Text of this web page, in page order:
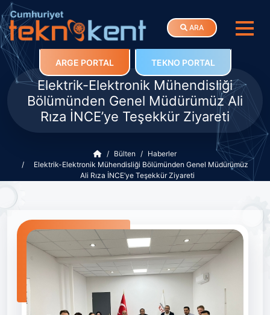
ARA
ARGE PORTAL TEKNO PORTAL
Elektrik-Elektronik Mühendisliği
Bölümünden Genel Müdürümüz Ali
Rıza İNCE’ye Teşekkür Ziyareti
Bülten
Haberler
Elektrik-Elektronik Mühendisliği Bölümünden Genel Müdürümüz
Ali Rıza İNCE’ye Teşekkür Ziyareti